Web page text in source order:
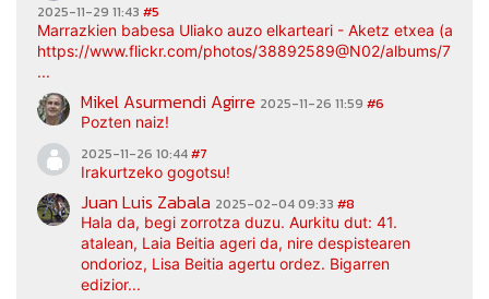
2025-11-29 11:43 #5
Marrazkien babesa Uliako auzo elkarteari - Aketz etxea
https://www.flickr.com/photos/38892589@N02/albums/
...
Mikel Asurmendi Agirre 2025-11-26 11:59 #6
Pozten naiz!
2025-11-26 10:44#7
Irakurtzeko gogotsu!
Juan Luis Zabala 2025-02-04 09:33 #8
Hala da, begi zorrotza duzu. Aurkitu dut: 41.
atalean, Laia Beitia ageri da, nire despistearen
ondorioz, Lisa Beitia agertu ordez. Bigarren
edizior...